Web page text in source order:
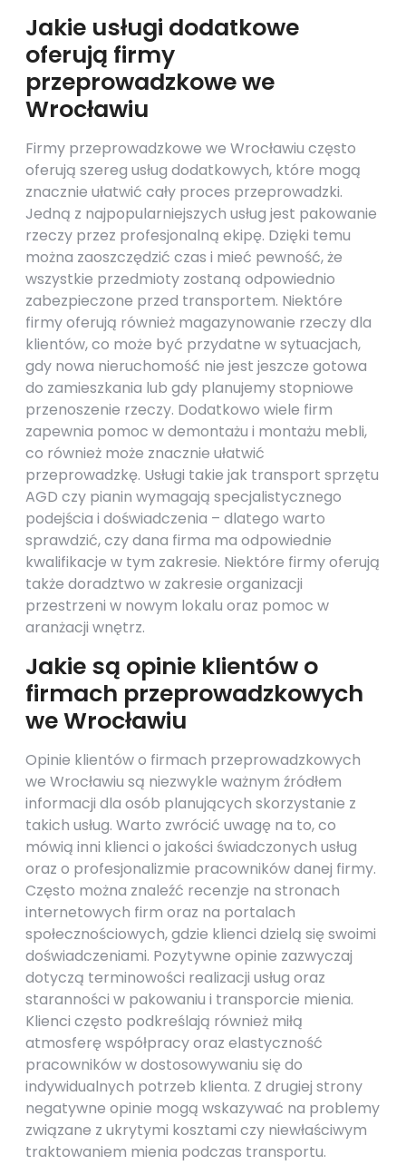
Jakie usługi dodatkowe
oferują firmy
przeprowadzkowe we
Wrocławiu
Firmy przeprowadzkowe we Wrocławiu często
oferują szereg usług dodatkowych, które mogą
znacznie ułatwić cały proces przeprowadzki.
Jedną z najpopularniejszych usług jest pakowanie
rzeczy przez profesjonalną ekipę. Dzięki temu
można zaoszczędzić czas i mieć pewność, że
wszystkie przedmioty zostaną odpowiednio
zabezpieczone przed transportem. Niektóre
firmy oferują również magazynowanie rzeczy dla
klientów, co może być przydatne w sytuacjach,
gdy nowa nieruchomość nie jest jeszcze gotowa
do zamieszkania lub gdy planujemy stopniowe
przenoszenie rzeczy. Dodatkowo wiele firm
zapewnia pomoc w demontażu i montażu mebli,
co również może znacznie ułatwić
przeprowadzkę. Usługi takie jak transport sprzętu
AGD czy pianin wymagają specjalistycznego
podejścia i doświadczenia – dlatego warto
sprawdzić, czy dana firma ma odpowiednie
kwalifikacje w tym zakresie. Niektóre firmy oferują
także doradztwo w zakresie organizacji
przestrzeni w nowym lokalu oraz pomoc w
aranżacji wnętrz.
Jakie są opinie klientów o
firmach przeprowadzkowych
we Wrocławiu
Opinie klientów o firmach przeprowadzkowych
we Wrocławiu są niezwykle ważnym źródłem
informacji dla osób planujących skorzystanie z
takich usług. Warto zwrócić uwagę na to, co
mówią inni klienci o jakości świadczonych usług
oraz o profesjonalizmie pracowników danej firmy.
Często można znaleźć recenzje na stronach
internetowych firm oraz na portalach
społecznościowych, gdzie klienci dzielą się swoimi
doświadczeniami. Pozytywne opinie zazwyczaj
dotyczą terminowości realizacji usług oraz
staranności w pakowaniu i transporcie mienia.
Klienci często podkreślają również miłą
atmosferę współpracy oraz elastyczność
pracowników w dostosowywaniu się do
indywidualnych potrzeb klienta. Z drugiej strony
negatywne opinie mogą wskazywać na problemy
związane z ukrytymi kosztami czy niewłaściwym
traktowaniem mienia podczas transportu.